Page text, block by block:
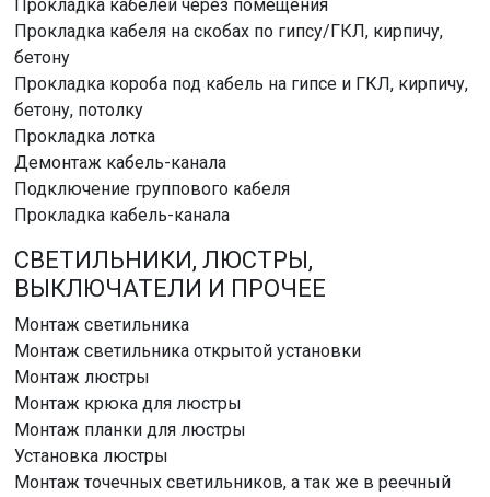
Прокладка кабелей через помещения
Прокладка кабеля на скобах по гипсу/ГКЛ, кирпичу,
бетону
Прокладка короба под кабель на гипсе и ГКЛ, кирпичу,
бетону, потолку
Прокладка лотка
Демонтаж кабель-канала
Подключение группового кабеля
Прокладка кабель-канала
СВЕТИЛЬНИКИ, ЛЮСТРЫ,
ВЫКЛЮЧАТЕЛИ И ПРОЧЕЕ
Монтаж светильника
Монтаж светильника открытой установки
Монтаж люстры
Монтаж крюка для люстры
Монтаж планки для люстры
Установка люстры
Монтаж точечных светильников, а так же в реечный